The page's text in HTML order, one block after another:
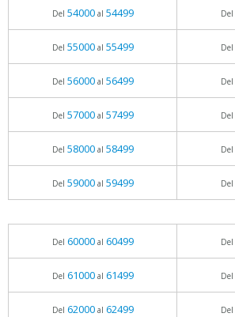
Del 54000al 54499 Del
Del 55000al 55499 Del
Del 56000al 56499 Del
Del 57000al 57499 Del
Del 58000al 58499 Del
Del 59000al 59499 Del
Del 60000al 60499 Del
Del 61000al 61499 Del
Del 62000al 62499 Del